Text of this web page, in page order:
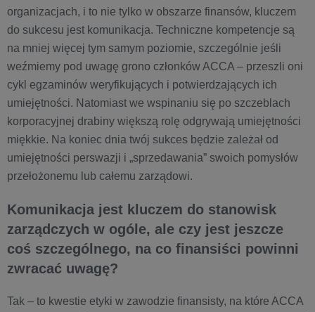
organizacjach, i to nie tylko w obszarze finansów, kluczem
do sukcesu jest komunikacja. Techniczne kompetencje są
na mniej więcej tym samym poziomie, szczególnie jeśli
weźmiemy pod uwagę grono członków ACCA – przeszli oni
cykl egzaminów weryfikujących i potwierdzających ich
umiejętności. Natomiast we wspinaniu się po szczeblach
korporacyjnej drabiny większą rolę odgrywają umiejętności
miękkie. Na koniec dnia twój sukces będzie zależał od
umiejętności perswazji i „sprzedawania” swoich pomysłów
przełożonemu lub całemu zarządowi.
Komunikacja jest kluczem do stanowisk
zarządczych w ogóle, ale czy jest jeszcze
coś szczególnego, na co finansiści powinni
zwracać uwagę?
Tak – to kwestie etyki w zawodzie finansisty, na które ACCA